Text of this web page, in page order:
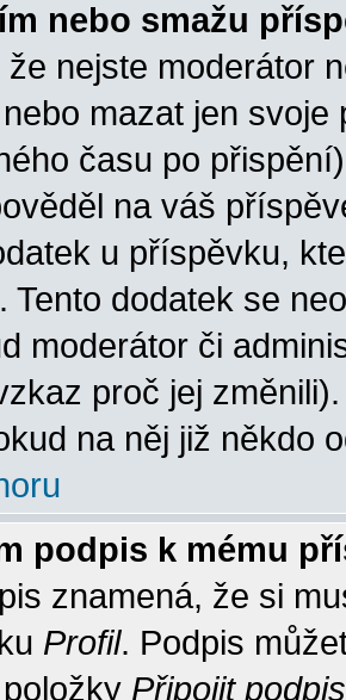
nebo smažu
nejste moderátor
mazat jen
času po
na váš
u příspěvku,
Tento dodatek se
moderátor či
proč jej
na něj již někdo
podpis k mému
znamená, že si
Profil. Podpis
Připojit podpis